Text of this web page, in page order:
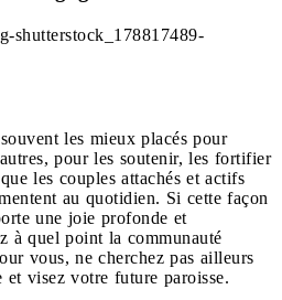
les mieux placés pour
pour les soutenir, les fortifier
les couples attachés et actifs
au quotidien. Si cette façon
une joie profonde et
à quel point la communauté
vous, ne cherchez pas ailleurs
et visez votre future paroisse.